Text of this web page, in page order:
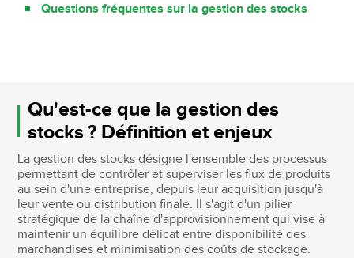
Questions fréquentes sur la gestion des stocks
Qu'est-ce que la gestion des
stocks ? Définition et enjeux
La gestion des stocks désigne l'ensemble des processus
permettant de contrôler et superviser les flux de produits
au sein d'une entreprise, depuis leur acquisition jusqu'à
leur vente ou distribution finale. Il s'agit d'un pilier
stratégique de la chaîne d'approvisionnement qui vise à
maintenir un équilibre délicat entre disponibilité des
marchandises et minimisation des coûts de stockage.